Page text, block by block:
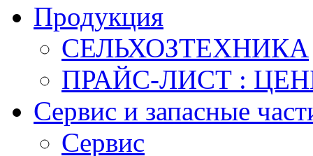
Продукция
СЕЛЬХОЗТЕХНИКА
ПРАЙС-ЛИСТ :
Сервис и запасные
Сервис